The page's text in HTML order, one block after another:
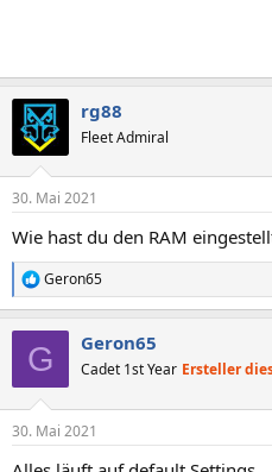
rg88
Fleet Admiral
30. Mai 2021
Wie hast du den RAM
R
e
e
Geron65
G Geron65
Cadet 1st Year Ersteller
30. Mai 2021